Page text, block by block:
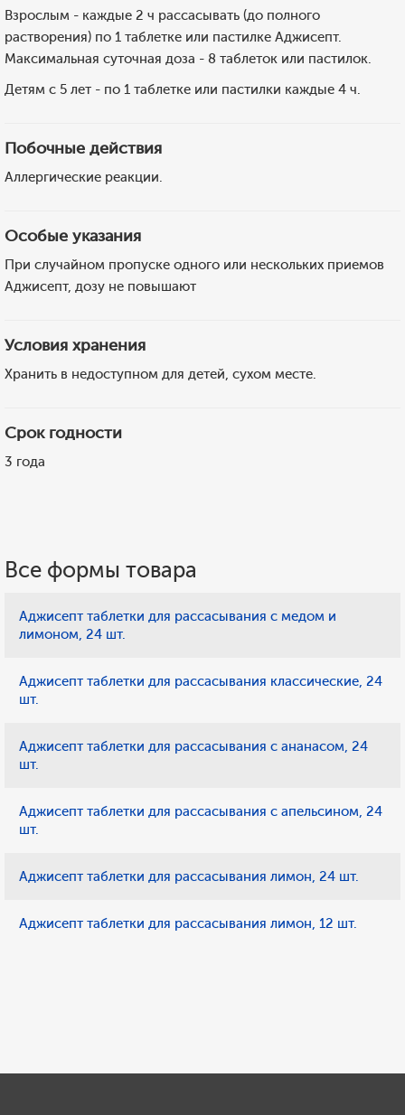
Взрослым - каждые 2 ч рассасывать (до полного
растворения) по 1 таблетке или пастилке Аджисепт.
Максимальная суточная доза - 8 таблеток или пастилок.
Детям с 5 лет - по 1 таблетке или пастилки каждые 4 ч.
Побочные действия
Аллергические реакции.
Особые указания
При случайном пропуске одного или нескольких приемов
Аджисепт, дозу не повышают
Условия хранения
Хранить в недоступном для детей, сухом месте.
Срок годности
3 года
Все формы товара
Аджисепт таблетки для рассасывания с медом и
лимоном, 24 шт.
Аджисепт таблетки для рассасывания классические, 24
шт.
Аджисепт таблетки для рассасывания с ананасом, 24
шт.
Аджисепт таблетки для рассасывания с апельсином, 24
шт.
Аджисепт таблетки для рассасывания лимон, 24 шт.
Аджисепт таблетки для рассасывания лимон, 12 шт.